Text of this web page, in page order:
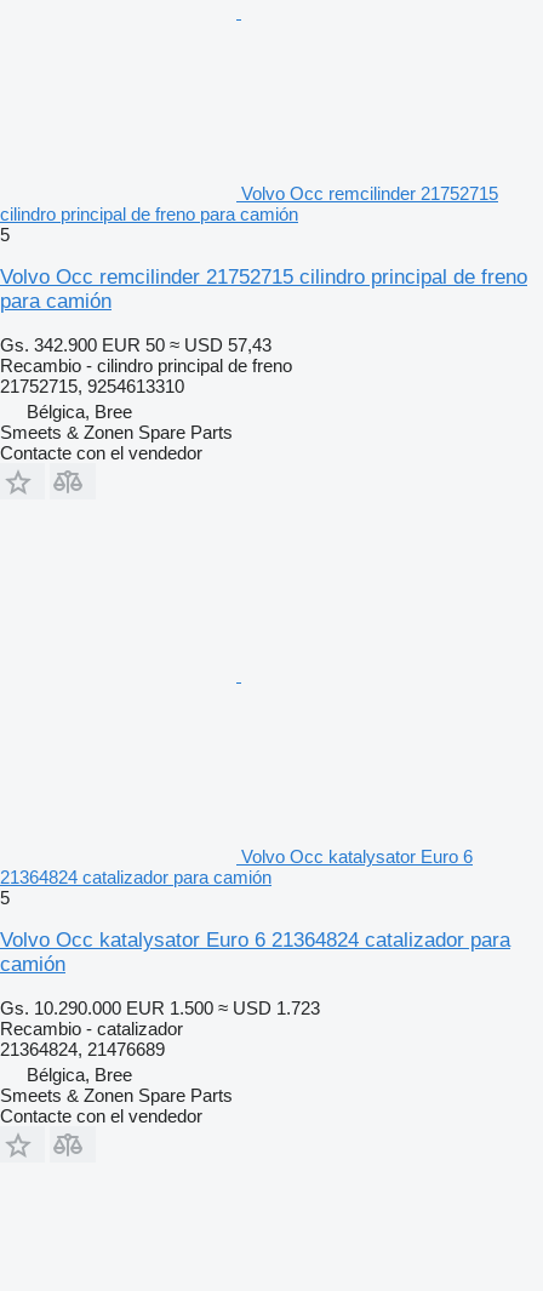
Volvo Occ remcilinder 21752715
cilindro principal de freno para camión
5
Volvo Occ remcilinder 21752715 cilindro principal de freno
para camión
Gs. 342.900 EUR 50 ≈ USD 57,43
Recambio - cilindro principal de freno
21752715, 9254613310
Bélgica, Bree
Smeets & Zonen Spare Parts
Contacte con el vendedor
Volvo Occ katalysator Euro 6
21364824 catalizador para camión
5
Volvo Occ katalysator Euro 6 21364824 catalizador para
camión
Gs. 10.290.000 EUR 1.500 ≈ USD 1.723
Recambio - catalizador
21364824, 21476689
Bélgica, Bree
Smeets & Zonen Spare Parts
Contacte con el vendedor